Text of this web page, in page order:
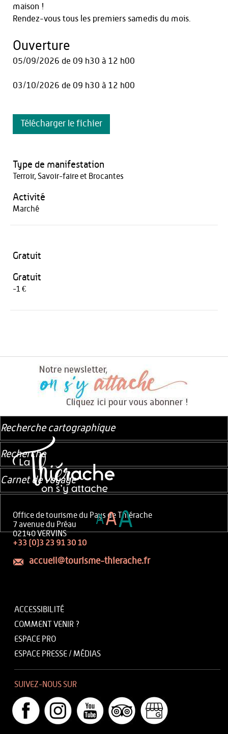
maison !
Rendez-vous tous les premiers samedis du mois.
Ouverture
05/09/2026 de 09 h30 à 12 h00
03/10/2026 de 09 h30 à 12 h00
Télécharger le fichier
Type de manifestation
Terroir, Savoir-faire et Brocantes
Activité
Marché
Gratuit
Gratuit
-1 €
Office de tourisme du Pays de Thiérache
7 avenue du Préau
02140 VERVINS
+33 (0)3 23 91 30 10
accueil@tourisme-thierache.fr
ACCESSIBILITÉ
COMMENT VENIR ?
ESPACE PRO
ESPACE PRESSE / MÉDIAS
SUIVEZ-NOUS SUR
Recherche cartographique
Recherche
Carnet de voyage
AAA